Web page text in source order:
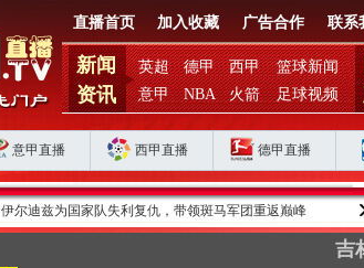
直播首页 加入收藏 广告合作 联系
新闻
资讯
英超 德甲 西甲
篮球新闻
意甲
NBA 火箭 足球视频
意甲直播 西甲直播 德甲直播
伊尔迪兹为国家队失利复仇，带领斑马军团重返巅峰
吉